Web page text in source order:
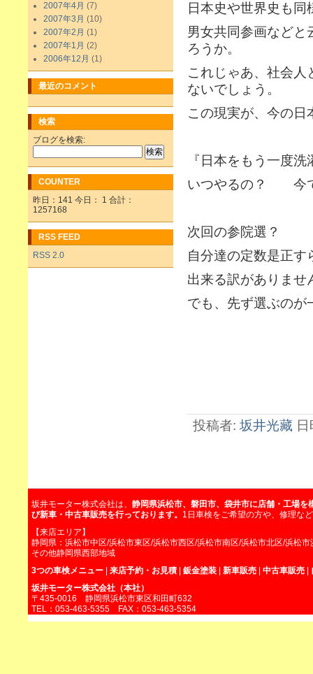
2007年4月 (7)
2007年3月 (10)
2007年2月 (1)
2007年1月 (2)
2006年12月 (1)
最近のコメント
検索
ブログを検索:
COUNTER
昨日：141 今日： 1 合計：
1257168
RSS FEED
RSS 2.0
日本史や世界史も同
男女共同参画などと
ろうか。
これじゃあ、社会人
ないでしょう。
この現実が、今の日
『日本をもう一度
いつやるの？ 今
次回の参院選？
自分達の定数是正す
出来る訳がありま
でも、先ず選ぶのが
投稿者: 坂井光藏
坂井モーター株式会社は、 静岡県浜松市、磐田市、袋井市に店舗・工場
び新車・中古車販売を行っております。 1日車検をご希望の方や、修理な
【来店エリア】
静岡県：浜松市中区/浜松市東区/浜松市西区/浜松市南区/浜松市北区/浜松
その他静岡県西部地域
3つの車検メニュー
来店予約・お見積 鈑金塗装 新車販売 中古車販売
坂井モーター株式会社（本社）
〒435-0016 静岡県浜松市東区和田町632
TEL：053-463-5355 FAX：053-463-5354